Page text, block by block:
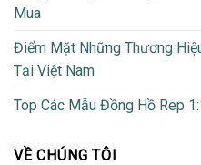
Mua
Điểm Mặt Những Thương
Tại Việt Nam
Top Các Mẫu Đồng Hồ Rep
VỀ CHÚNG TÔI